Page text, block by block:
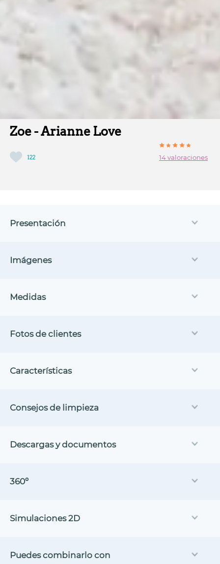
Zoe - Arianne Love
122 14 valoraciones
Presentación
Imágenes
Medidas
Fotos de clientes
Características
Consejos de limpieza
Descargas y documentos
360º
Simulaciones 2D
Puedes combinarlo con